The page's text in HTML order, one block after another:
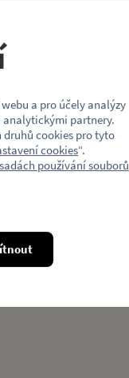
a pro účely analýzy
analytickými partnery.
druhů cookies pro tyto
cookies“.
používání souborů